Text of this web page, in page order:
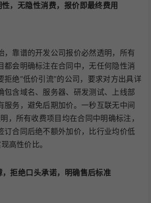
，无隐性消费，报价即最终费用
，靠谱的开发公司报价必然透明，所有
都会明确标注在合同中，无任何隐性消
拒绝“低价引流”的公司，要求对方出具详
包含域名、服务器、研发测试、上线部
服务，避免后期加价。一秒互联无中间
，所有收费项目均在合同中明确标注，
订合同后绝不额外加价，比行业均价低
高性价比。
拒绝口头承诺，明确售后标准